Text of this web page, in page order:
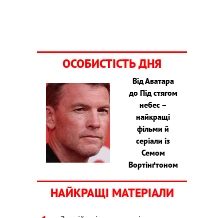
ОСОБИСТІСТЬ ДНЯ
Від Аватара
до Під стягом
небес –
найкращі
фільми й
серіали із
Семом
Вортінґтоном
НАЙКРАЩІ МАТЕРІАЛИ